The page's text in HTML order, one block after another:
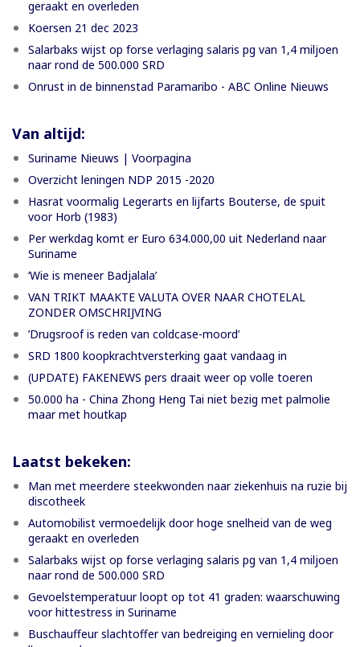
geraakt en overleden
Koersen 21 dec 2023
Salarbaks wijst op forse verlaging salaris pg van 1,4 miljoen
naar rond de 500.000 SRD
Onrust in de binnenstad Paramaribo - ABC Online Nieuws
Van altijd:
Suriname Nieuws | Voorpagina
Overzicht leningen NDP 2015 -2020
Hasrat voormalig Legerarts en lijfarts Bouterse, de spuit
voor Horb (1983)
Per werkdag komt er Euro 634.000,00 uit Nederland naar
Suriname
‘Wie is meneer Badjalala’
VAN TRIKT MAAKTE VALUTA OVER NAAR CHOTELAL
ZONDER OMSCHRIJVING
’Drugsroof is reden van coldcase-moord’
SRD 1800 koopkrachtversterking gaat vandaag in
(UPDATE) FAKENEWS pers draait weer op volle toeren
50.000 ha - China Zhong Heng Tai niet bezig met palmolie
maar met houtkap
Laatst bekeken:
Man met meerdere steekwonden naar ziekenhuis na ruzie bij
discotheek
Automobilist vermoedelijk door hoge snelheid van de weg
geraakt en overleden
Salarbaks wijst op forse verlaging salaris pg van 1,4 miljoen
naar rond de 500.000 SRD
Gevoelstemperatuur loopt op tot 41 graden: waarschuwing
voor hittestress in Suriname
Buschauffeur slachtoffer van bedreiging en vernieling door